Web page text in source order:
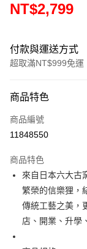
NT$2,799
付款與運送方式
超取滿NT$999免運
信用卡一次付款
信用卡分期付款
合作金庫商業銀行
華南商業銀行
上海商業儲蓄銀行
國泰世華商業銀行
臺灣中小企業銀行
超商取貨付款
LINE Pay
Apple Pay
街口支付
商品特色
商品編號
11848550
商品特色
來自日本六大古
繁榮的信樂狸，
傳統工藝之美，
店、開業、升學